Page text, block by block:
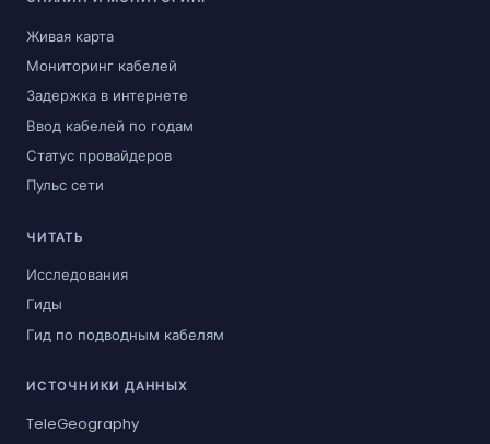
Живая карта
Мониторинг кабелей
Задержка в интернете
Ввод кабелей по годам
Статус провайдеров
Пульс сети
ЧИТАТЬ
Исследования
Гиды
Гид по подводным кабелям
ИСТОЧНИКИ ДАННЫХ
TeleGeography